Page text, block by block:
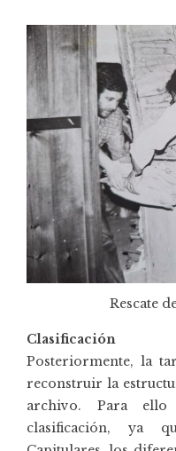
Rescate
Clasificación
Posteriormente, la
reconstruir la
archivo. Para
clasificación, ya